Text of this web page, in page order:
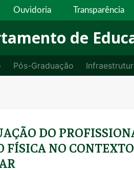
Ouvidoria Transparência
de
Pós-Graduação
DO
FÍSICA NO CONTEXTO